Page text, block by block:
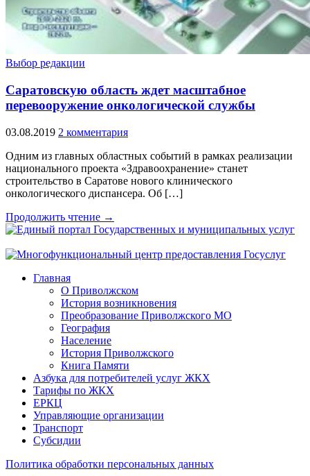
Выбор редакции
Саратовскую область ждет масштабное
перевооружение онкологической службы
03.08.2019 2 комментария
Одним из главных областных событий в рамках реализации
национального проекта «Здравоохранение» станет
строительство в Саратове нового клинического
онкологического диспансера. Об […]
Продолжить чтение →
Главная
О Приволжском
История возникновения
Преобразование Приволжского МО
География
Население
История Приволжского
Книга Памяти
Азбука для потребителей услуг ЖКХ
Тарифы по ЖКХ
ЕРКЦ
Управляющие организации
Транспорт
Субсидии
Политика обработки персональных данных